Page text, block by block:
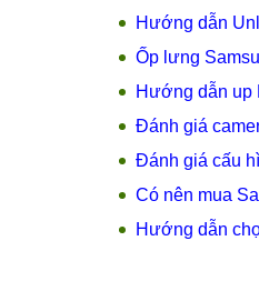
Hướng dẫn
Ốp lưng
Hướng dẫn up
Đánh giá
Đánh giá cấu
Có nên mua
Hướng dẫn